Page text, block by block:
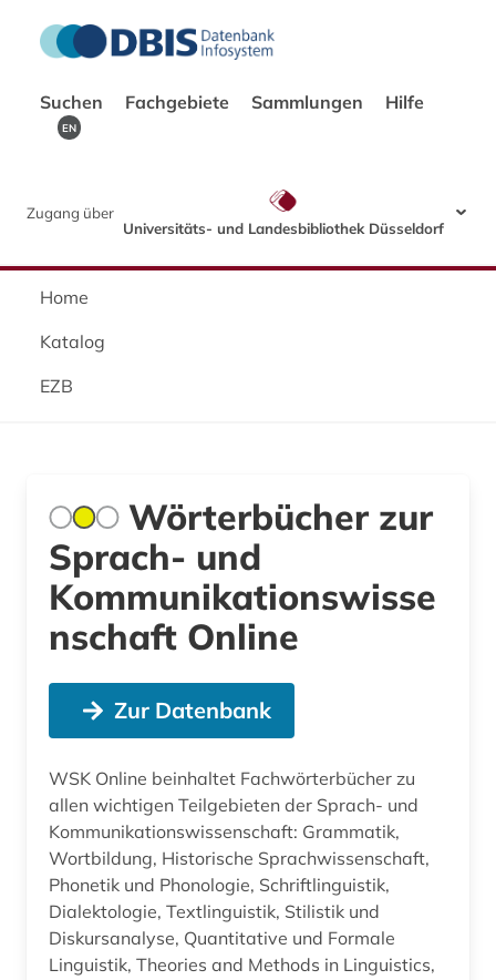
Suchen Fachgebiete Sammlungen Hilfe
EN
Zugang über
Universitäts- und Landesbibliothek Düsseldorf
Home
Katalog
EZB
Wörterbücher zur
Sprach- und
Kommunikationswisse
nschaft Online
Zur Datenbank
WSK Online beinhaltet Fachwörterbücher zu
allen wichtigen Teilgebieten der Sprach- und
Kommunikationswissenschaft: Grammatik,
Wortbildung, Historische Sprachwissenschaft,
Phonetik und Phonologie, Schriftlinguistik,
Dialektologie, Textlinguistik, Stilistik und
Diskursanalyse, Quantitative und Formale
Linguistik, Theories and Methods in Linguistics,